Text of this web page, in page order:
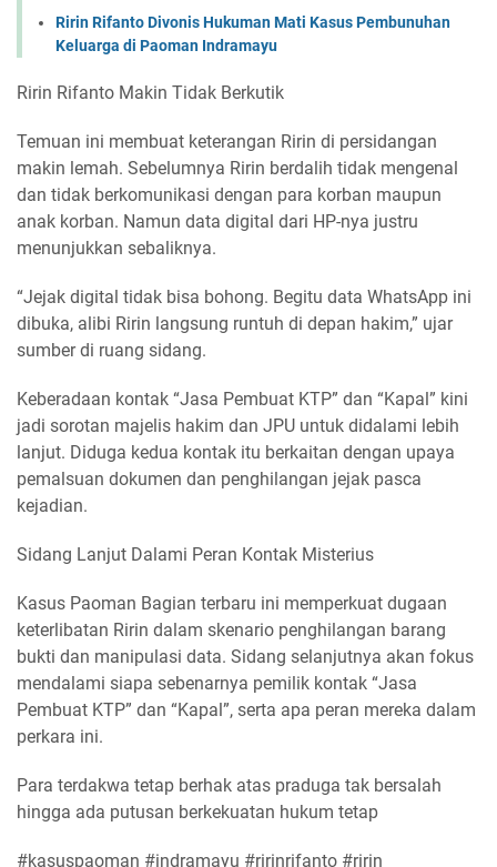
Ririn Rifanto Divonis Hukuman Mati Kasus Pembunuhan
Keluarga di Paoman Indramayu
Ririn Rifanto Makin Tidak Berkutik
Temuan ini membuat keterangan Ririn di persidangan
makin lemah. Sebelumnya Ririn berdalih tidak mengenal
dan tidak berkomunikasi dengan para korban maupun
anak korban. Namun data digital dari HP-nya justru
menunjukkan sebaliknya.
“Jejak digital tidak bisa bohong. Begitu data WhatsApp ini
dibuka, alibi Ririn langsung runtuh di depan hakim,” ujar
sumber di ruang sidang.
Keberadaan kontak “Jasa Pembuat KTP” dan “Kapal” kini
jadi sorotan majelis hakim dan JPU untuk didalami lebih
lanjut. Diduga kedua kontak itu berkaitan dengan upaya
pemalsuan dokumen dan penghilangan jejak pasca
kejadian.
Sidang Lanjut Dalami Peran Kontak Misterius
Kasus Paoman Bagian terbaru ini memperkuat dugaan
keterlibatan Ririn dalam skenario penghilangan barang
bukti dan manipulasi data. Sidang selanjutnya akan fokus
mendalami siapa sebenarnya pemilik kontak “Jasa
Pembuat KTP” dan “Kapal”, serta apa peran mereka dalam
perkara ini.
Para terdakwa tetap berhak atas praduga tak bersalah
hingga ada putusan berkekuatan hukum tetap
#kasuspaoman #indramayu #ririnrifanto #ririn